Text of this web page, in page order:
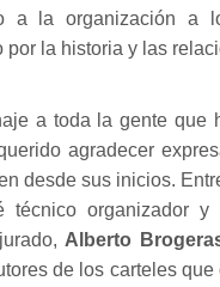
a la organización a
la historia y las
a toda la gente que
agradecer
desde sus inicios.
técnico organizador
Alberto
de los carteles